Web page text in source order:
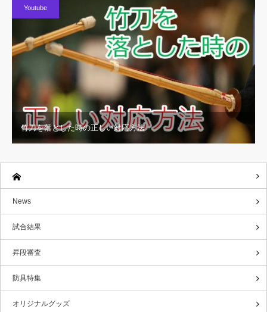
Youtube
竹刀を落とした時の正しい対応方法
News
試合結果
昇段審査
防具特集
オリジナルグッズ